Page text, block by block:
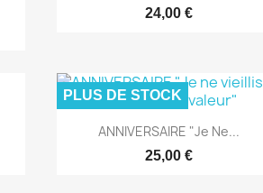
24,00 €
Aperçu rapide
ANNIVERSAIRE "Je Ne...
25,00 €
PLUS DE STOCK